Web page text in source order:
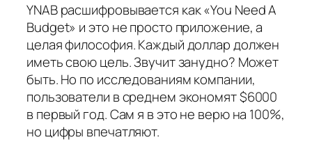
YNAB расшифровывается как «You Need A
Budget» и это не просто приложение, а
целая философия. Каждый доллар должен
иметь свою цель. Звучит занудно? Может
быть. Но по исследованиям компании,
пользователи в среднем экономят $6000
в первый год. Сам я в это не верю на 100%,
но цифры впечатляют.